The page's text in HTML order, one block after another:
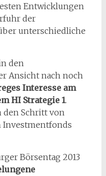
Entwicklungen
der
unterschiedliche
den
Ansicht nach noch
Interesse am
HI Strategie 1.
den Schritt von
Investmentfonds
Börsentag 2013